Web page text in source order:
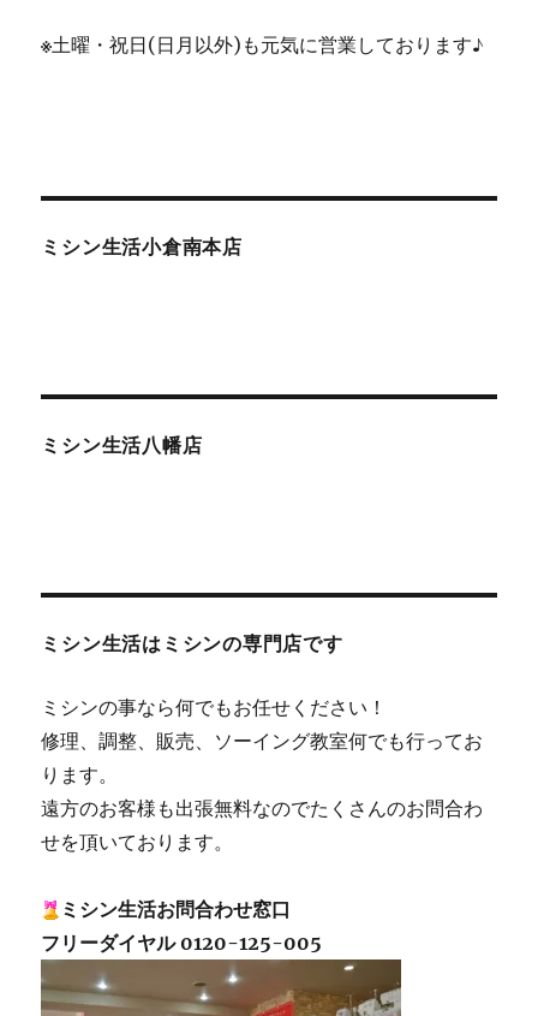
※土曜・祝日(日月以外)も元気に営業しております♪
ミシン生活小倉南本店
ミシン生活八幡店
ミシン生活はミシンの専門店です
ミシンの事なら何でもお任せください！
修理、調整、販売、ソーイング教室何でも行ってお
ります。
遠方のお客様も出張無料なのでたくさんのお問合わ
せを頂いております。
ミシン生活お問合わせ窓口
フリーダイヤル 0120-125-005